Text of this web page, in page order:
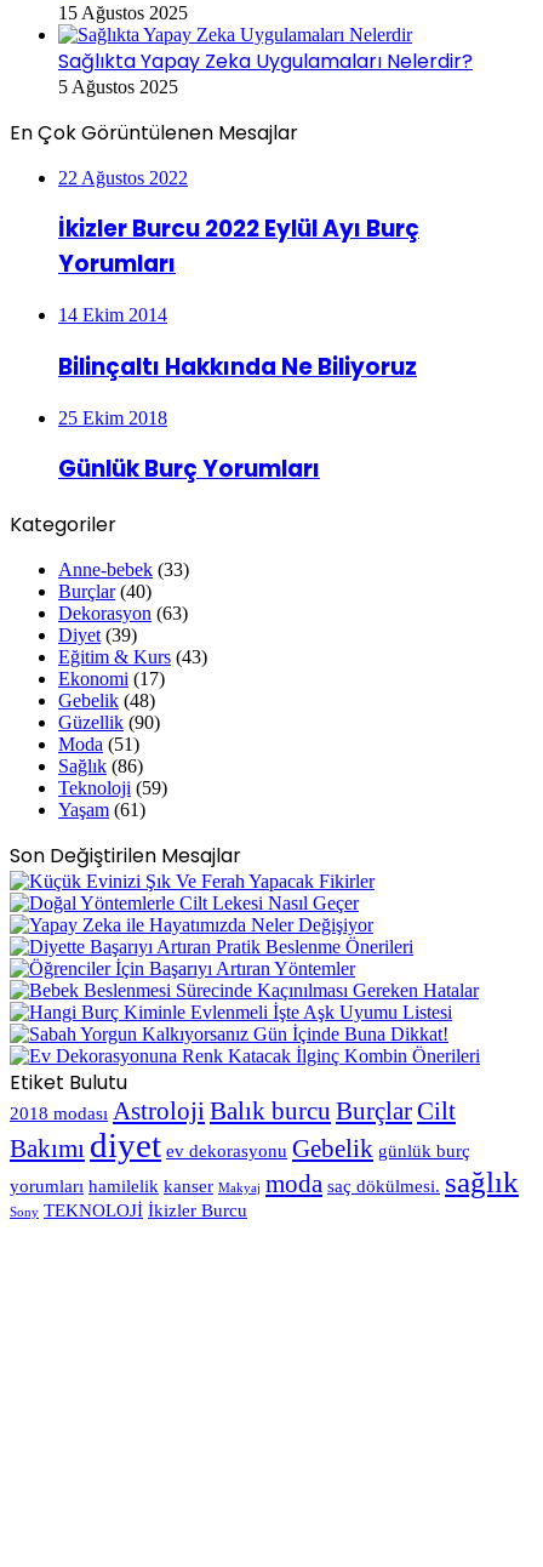
15 Ağustos 2025
Sağlıkta Yapay Zeka Uygulamaları Nelerdir?
5 Ağustos 2025
En Çok Görüntülenen Mesajlar
22 Ağustos 2022
İkizler Burcu 2022 Eylül Ayı Burç
Yorumları
14 Ekim 2014
Bilinçaltı Hakkında Ne Biliyoruz
25 Ekim 2018
Günlük Burç Yorumları
Kategoriler
Anne-bebek (33)
Burçlar(40)
Dekorasyon (63)
Diyet (39)
Eğitim & Kurs (43)
Ekonomi (17)
Gebelik (48)
Güzellik (90)
Moda (51)
Sağlık (86)
Teknoloji (59)
Yaşam (61)
Son Değiştirilen Mesajlar
Etiket Bulutu
2018 modası Astroloji Balık burcu BurçlarCilt
Bakımı diyet ev dekorasyonu Gebelik günlük burç
yorumları hamilelik kanser Makyaj moda saç dökülmesi. sağlık
Sony TEKNOLOJİ İkizler Burcu